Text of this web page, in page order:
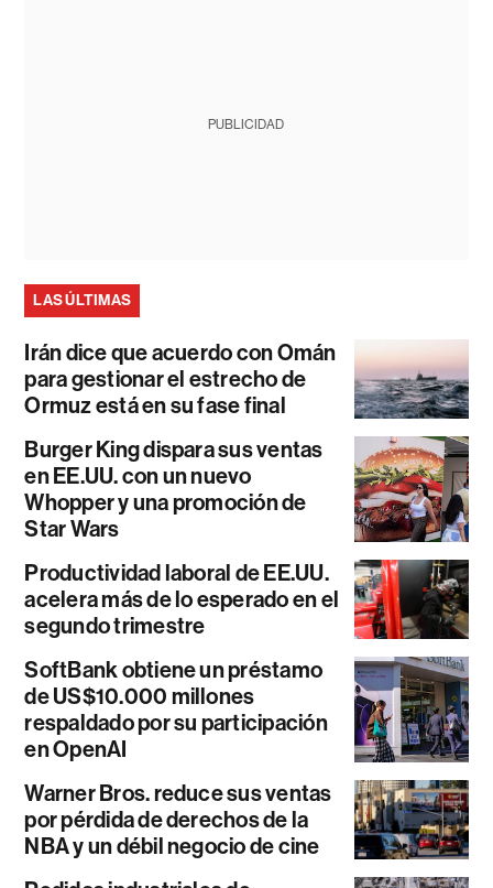
PUBLICIDAD
LAS ÚLTIMAS
Irán dice que acuerdo con Omán
para gestionar el estrecho de
Ormuz está en su fase final
Burger King dispara sus ventas
en EE.UU. con un nuevo
Whopper y una promoción de
Star Wars
Productividad laboral de EE.UU.
acelera más de lo esperado en el
segundo trimestre
SoftBank obtiene un préstamo
de US$10.000 millones
respaldado por su participación
en OpenAI
Warner Bros. reduce sus ventas
por pérdida de derechos de la
NBA y un débil negocio de cine